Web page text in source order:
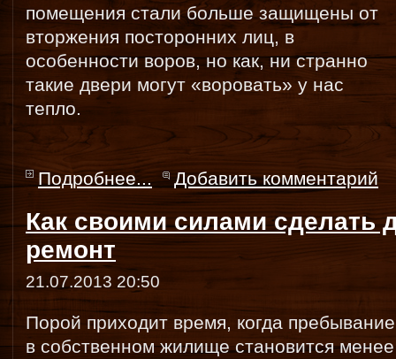
помещения стали больше защищены от
вторжения посторонних лиц, в
особенности воров, но как, ни странно
такие двери могут «воровать» у нас
тепло.
Подробнее... Добавить комментарий
Как своими силами сделать
ремонт
21.07.2013 20:50
Порой приходит время, когда пребывание
в собственном жилище становится менее